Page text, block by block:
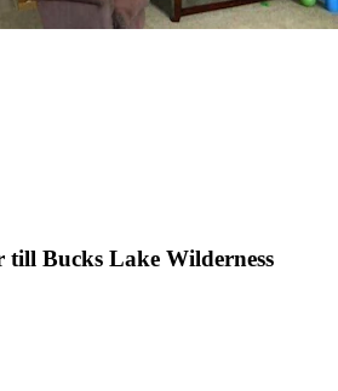
till Bucks Lake Wilderness